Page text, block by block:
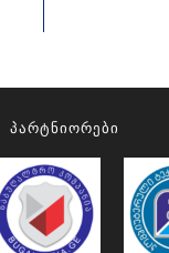
Პარტნიორები